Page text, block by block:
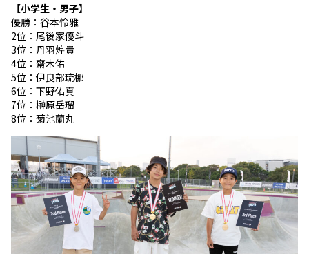
【小学生・男子】
優勝：谷本怜雅
2位：尾後家優斗
3位：丹羽煌貴
4位：齋木佑
5位：伊良部琉梛
6位：下野佑真
7位：榊原岳瑠
8位：菊池蘭丸